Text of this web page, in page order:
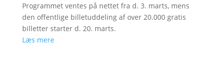
Programmet ventes på nettet fra d. 3. marts, mens
den offentlige billetuddeling af over 20.000 gratis
billetter starter d. 20. marts.
Læs mere